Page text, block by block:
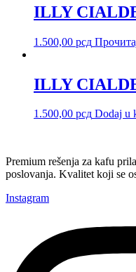
ILLY
1.500,00 рсд
ILLY
1.500,00 рсд Dodaj u
Premium rešenja za kafu
poslovanja. Kvalitet koji se
Instagram